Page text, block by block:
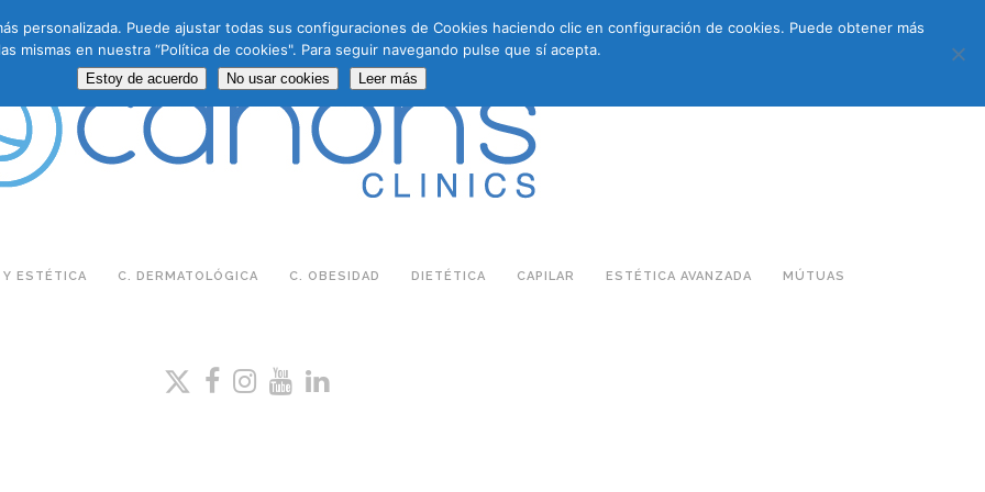
683 27 07 09 683 27 07 09 E-COMMERCE
ESTÉTICA C. DERMATOLÓGICA C. OBESIDAD DIETÉTICA CAPILAR ESTÉTICA AVANZADA MÚTUAS
personalizada. Puede ajustar todas sus configuraciones de Cookies haciendo clic en configuración de cookies. Puede obtener más
mismas en nuestra “Política de cookies". Para seguir navegando pulse que sí acepta.
Estoy de acuerdo No usar cookies Leer más